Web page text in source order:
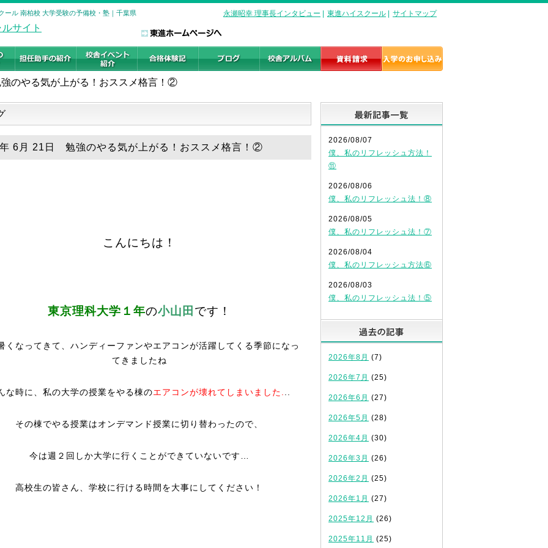
ル 南柏校 大学受験の予備校・塾｜千葉県 永瀬昭幸 理事長インタビュー 東進ハイスクール サイトマップ
のやる気が上がる！おススメ格言！②
6月 21日 勉強のやる気が上がる！おススメ格言！②
こんにちは！
東京理科大学１年の小山田 です！
くなってきて、ハンディーファンやエアコンが活躍してくる季節になっ
てきましたね
な時に、私の大学の授業をやる棟のエアコンが壊れてしまいました.
その棟でやる授業はオンデマンド授業に切り替わったので、
今は週２回しか大学に行くことができていないです…
高校生の皆さん、学校に行ける時間を大事にしてください！
2026/08/07
僕、私のリフレッシュ方法！
⑪
2026/08/06
僕、私のリフレッシュ法！⑧
2026/08/05
僕、私のリフレッシュ法！⑦
2026/08/04
僕、私のリフレッシュ方法⑥
2026/08/03
僕、私のリフレッシュ法！⑤
2026年8月 (7)
2026年7月 (25)
2026年6月 (27)
2026年5月 (28)
2026年4月 (30)
2026年3月 (26)
2026年2月 (25)
2026年1月 (27)
2025年12月 (26)
2025年11月 (25)